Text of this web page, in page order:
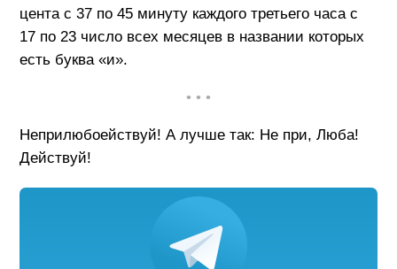
цента с 37 по 45 минуту каждого третьего часа с
17 по 23 число всех месяцев в названии которых
есть буква «и».
• • •
Неприлюбоействуй! А лучше так: Не при, Люба!
Действуй!